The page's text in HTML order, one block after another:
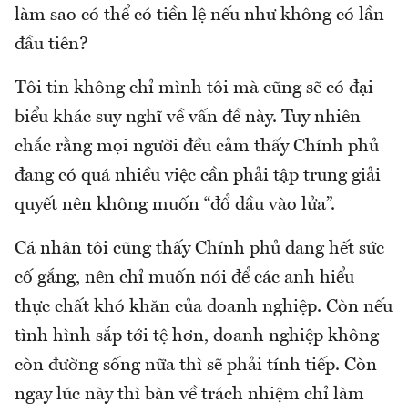
làm sao có thể có tiền lệ nếu như không có lần
đầu tiên?
Tôi tin không chỉ mình tôi mà cũng sẽ có đại
biểu khác suy nghĩ về vấn đề này. Tuy nhiên
chắc rằng mọi người đều cảm thấy Chính phủ
đang có quá nhiều việc cần phải tập trung giải
quyết nên không muốn “đổ dầu vào lửa”.
Cá nhân tôi cũng thấy Chính phủ đang hết sức
cố gắng, nên chỉ muốn nói để các anh hiểu
thực chất khó khăn của doanh nghiệp. Còn nếu
tình hình sắp tới tệ hơn, doanh nghiệp không
còn đường sống nữa thì sẽ phải tính tiếp. Còn
ngay lúc này thì bàn về trách nhiệm chỉ làm